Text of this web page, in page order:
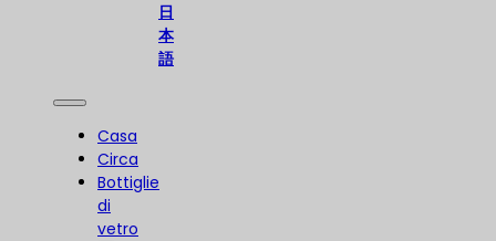
日
本
語
Casa
Circa
Bottiglie
di
vetro